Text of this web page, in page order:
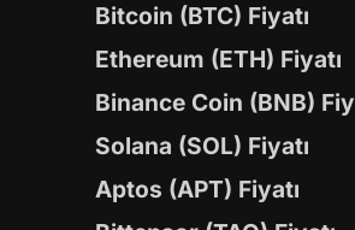
Bitcoin (BTC) Fiyatı
Ethereum (ETH) Fiyatı
Binance Coin (BNB)
Solana (SOL) Fiyatı
Aptos (APT) Fiyatı